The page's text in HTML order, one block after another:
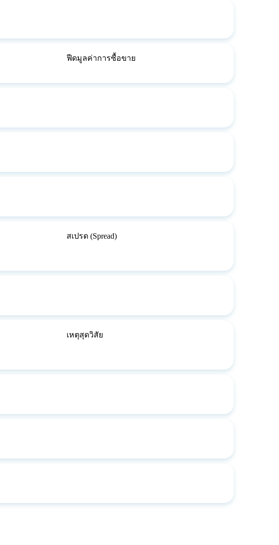
ฟีดมูลค่าการซื้อขาย
สเปรด (Spread)
เหตุสุดวิสัย